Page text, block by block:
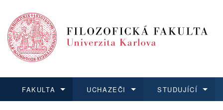
FAKULTA UCHAZEČI STUDUJÍCÍ